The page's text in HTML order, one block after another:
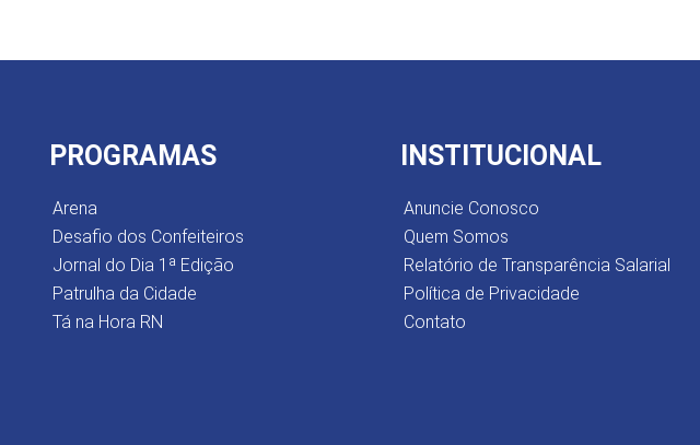
PROGRAMAS
Arena
Desafio dos Confeiteiros
Jornal do Dia 1ª Edição
Patrulha da Cidade
Tá na Hora RN
INSTITUCIONAL
Anuncie Conosco
Quem Somos
Relatório de Transparência Salarial
Política de Privacidade
Contato